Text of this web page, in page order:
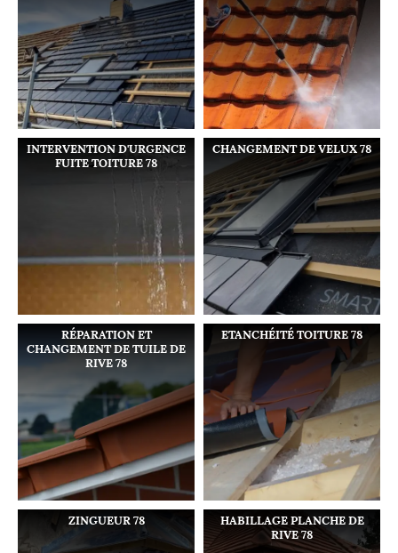
INTERVENTION D'URGENCE
FUITE TOITURE 78
CHANGEMENT DE VELUX 78
RÉPARATION ET
CHANGEMENT DE TUILE DE
RIVE 78
ETANCHÉITÉ TOITURE 78
ZINGUEUR 78
HABILLAGE PLANCHE DE
RIVE 78